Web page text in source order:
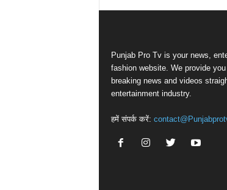
Punjab Pro Tv is your news,
fashion website. We provide
breaking news and videos
entertainment industry.
हमें संपर्क करें: